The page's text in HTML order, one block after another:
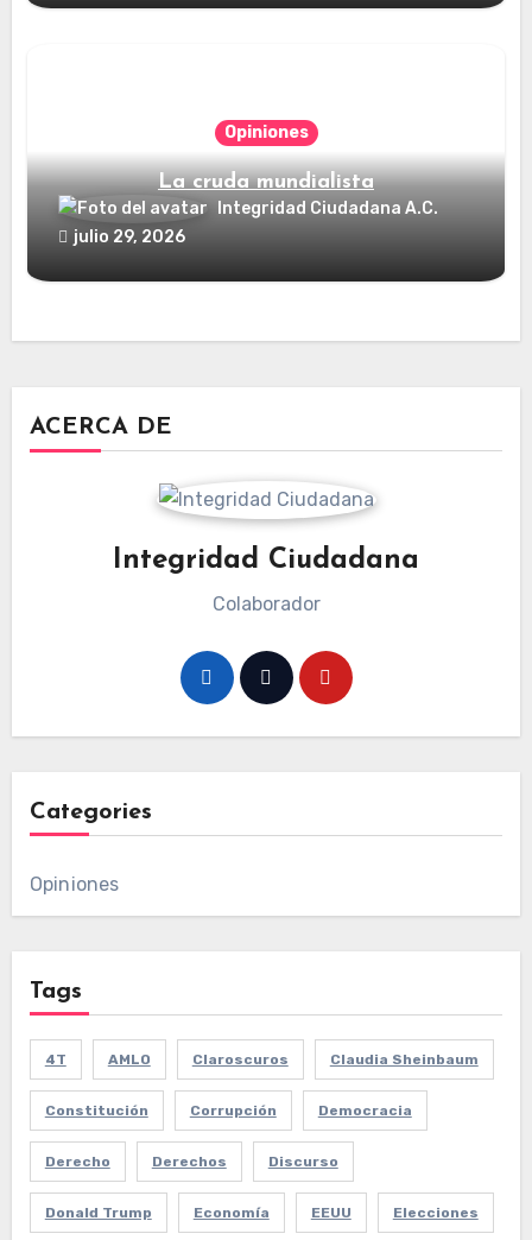
Opiniones
La cruda mundialista
Integridad Ciudadana A.C.
julio 29, 2026
ACERCA DE
Integridad Ciudadana
Colaborador
Categories
Opiniones
Tags
4T AMLO Claroscuros Claudia Sheinbaum
Constitución Corrupción Democracia
Derecho Derechos Discurso
Donald Trump Economía EEUU Elecciones